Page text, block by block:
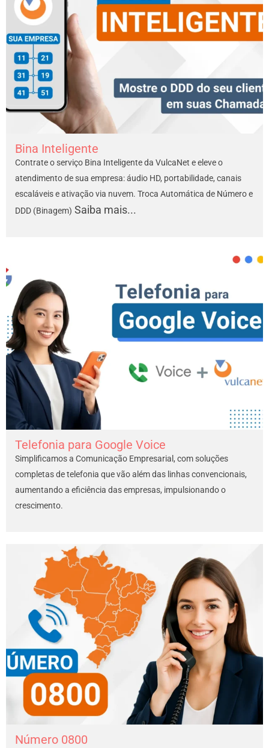
Bina Inteligente
Contrate o serviço Bina Inteligente da VulcaNet e eleve o
atendimento de sua empresa: áudio HD, portabilidade, canais
escaláveis e ativação via nuvem. Troca Automática de Número e
DDD (Binagem) Saiba mais...
Telefonia para Google Voice
Simplificamos a Comunicação Empresarial, com soluções
completas de telefonia que vão além das linhas convencionais,
aumentando a eficiência das empresas, impulsionando o
crescimento.
Número 0800